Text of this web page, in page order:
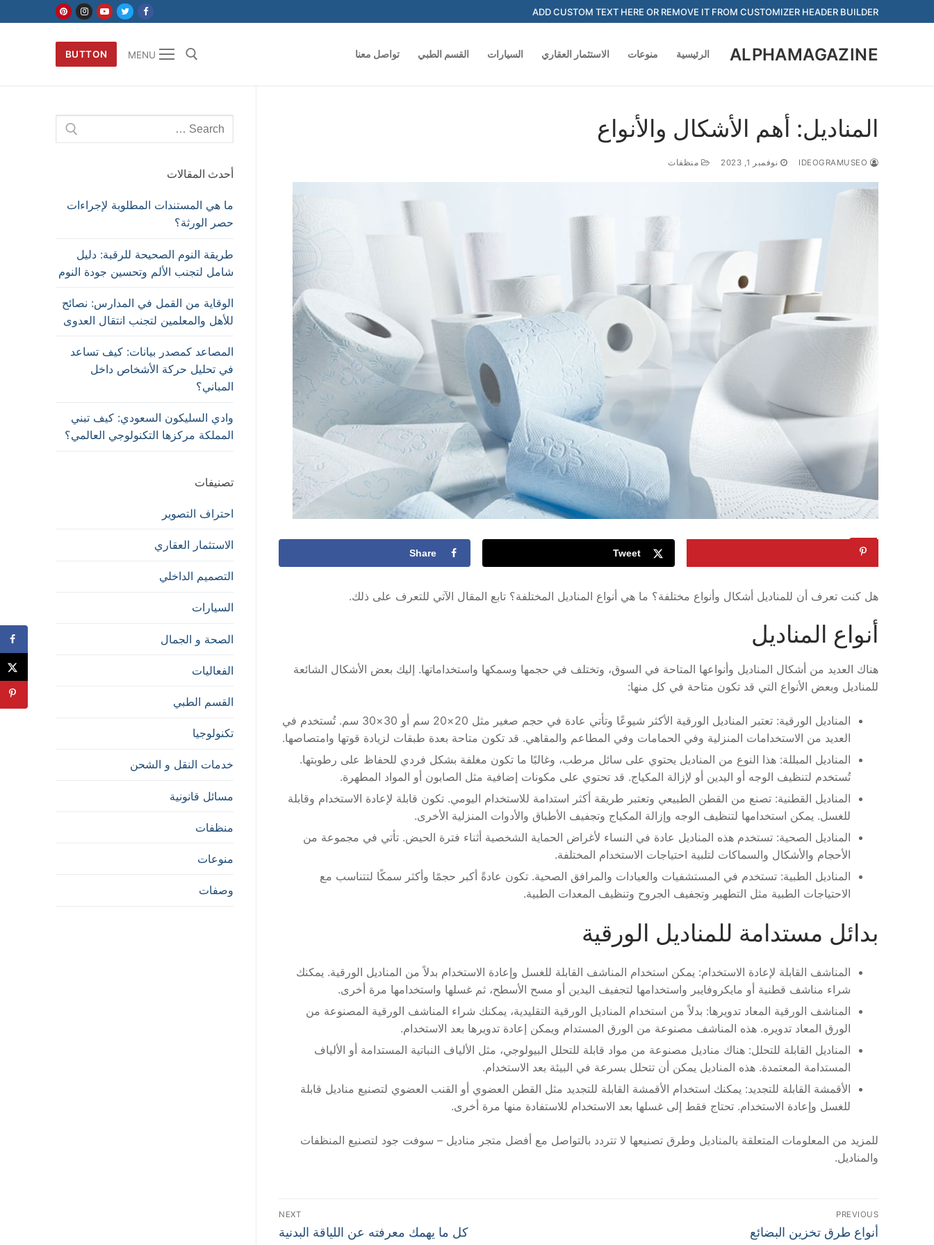
to
ADD CUSTOM TEXT HERE OR REMOVE IT FROM CUSTOMIZER HEADER BUILDER
ALPHAMAGAZINE الرئيسية منوعات الاستثمار العقاري السيارات القسم الطبي تواصل معنا MENU
BUTTON
المناديل: أهم الأشكال والأنواع
نوفمبر 1, 2023 منظفات
Share Tweet
هل كنت تعرف أن للمناديل أشكال وأنواع مختلفة؟ ما هي أنواع المناديل المختلفة؟ تابع المقال الآتي للتعرف على ذلك.
أنواع المناديل
هناك العديد من أشكال المناديل وأنواعها المتاحة في السوق، وتختلف في حجمها وسمكها واستخداماتها. إليك بعض الأشكال الشائعة
للمناديل وبعض الأنواع التي قد تكون متاحة في كل منها:
المناديل الورقية: تعتبر المناديل الورقية الأكثر شيوعًا وتأتي عادة في حجم صغير مثل 20×20 سم أو 30×30 سم. تُستخدم في
العديد من الاستخدامات المنزلية وفي الحمامات وفي المطاعم والمقاهي. قد تكون متاحة بعدة طبقات لزيادة قوتها وامتصاصها.
المناديل المبللة: هذا النوع من المناديل يحتوي على سائل مرطب، وغالبًا ما تكون مغلفة بشكل فردي للحفاظ على رطوبتها.
تُستخدم لتنظيف الوجه أو اليدين أو لإزالة المكياج. قد تحتوي على مكونات إضافية مثل الصابون أو المواد المطهرة.
المناديل القطنية: تصنع من القطن الطبيعي وتعتبر طريقة أكثر استدامة للاستخدام اليومي. تكون قابلة لإعادة الاستخدام وقابلة
للغسل. يمكن استخدامها لتنظيف الوجه وإزالة المكياج وتجفيف الأطباق والأدوات المنزلية الأخرى.
المناديل الصحية: تستخدم هذه المناديل عادة في النساء لأغراض الحماية الشخصية أثناء فترة الحيض. تأتي في مجموعة من
الأحجام والأشكال والسماكات لتلبية احتياجات الاستخدام المختلفة.
المناديل الطبية: تستخدم في المستشفيات والعيادات والمرافق الصحية. تكون عادةً أكبر حجمًا وأكثر سمكًا لتتناسب مع
الاحتياجات الطبية مثل التطهير وتجفيف الجروح وتنظيف المعدات الطبية.
بدائل مستدامة للمناديل الورقية
المناشف القابلة لإعادة الاستخدام: يمكن استخدام المناشف القابلة للغسل وإعادة الاستخدام بدلاً من المناديل الورقية. يمكنك
شراء مناشف قطنية أو مايكروفايبر واستخدامها لتجفيف اليدين أو مسح الأسطح، ثم غسلها واستخدامها مرة أخرى.
المناشف الورقية المعاد تدويرها: بدلاً من استخدام المناديل الورقية التقليدية، يمكنك شراء المناشف الورقية المصنوعة من
الورق المعاد تدويره. هذه المناشف مصنوعة من الورق المستدام ويمكن إعادة تدويرها بعد الاستخدام.
المناديل القابلة للتحلل: هناك مناديل مصنوعة من مواد قابلة للتحلل البيولوجي، مثل الألياف النباتية المستدامة أو الألياف
المستدامة المعتمدة. هذه المناديل يمكن أن تتحلل بسرعة في البيئة بعد الاستخدام.
الأقمشة القابلة للتجديد: يمكنك استخدام الأقمشة القابلة للتجديد مثل القطن العضوي أو القنب العضوي لتصنيع مناديل قابلة
للغسل وإعادة الاستخدام. تحتاج فقط إلى غسلها بعد الاستخدام للاستفادة منها مرة أخرى.
للمزيد من المعلومات المتعلقة بالمناديل وطرق تصنيعها لا تتردد بالتواصل مع أفضل متجر مناديل – سوفت جود لتصنيع المنظفات
والمناديل.
تصفّح
المقالات
PREVIOUS
Previous
أنواع طرق تخزين البضائع
NEXT
Next
كل ما يهمك معرفته عن اللياقة البدنية
Search
for:
أحدث المقالات
ما هي المستندات المطلوبة لإجراءات
حصر الورثة؟
طريقة النوم الصحيحة للرقبة: دليل
شامل لتجنب الألم وتحسين جودة النوم
الوقاية من القمل في المدارس: نصائح
للأهل والمعلمين لتجنب انتقال العدوى
المصاعد كمصدر بيانات: كيف تساعد
في تحليل حركة الأشخاص داخل
المباني؟
وادي السليكون السعودي: كيف تبني
المملكة مركزها التكنولوجي العالمي؟
تصنيفات
احتراف التصوير
الاستثمار العقاري
التصميم الداخلي
السيارات
الصحة و الجمال
الفعاليات
القسم الطبي
تكنولوجيا
خدمات النقل و الشحن
مسائل قانونية
منظفات
منوعات
وصفات